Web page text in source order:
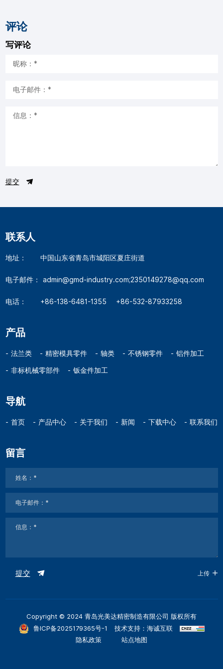
评论
写评论
提交
联系人
地址： 中国山东省青岛市城阳区夏庄街道
电子邮件： admin@gmd-industry.com;2350149278@qq.com
电话： +86-138-6481-1355 +86-532-87933258
产品
法兰类 精密模具零件 轴类 不锈钢零件 铝件加工
非标机械零部件 钣金件加工
导航
首页 产品中心 关于我们 新闻 下载中心 联系我们
留言
提交 上传
Copyright © 2024 青岛光美达精密制造有限公司 版权所有
鲁ICP备2025179365号-1
技术支持：海诚互联
隐私政策
站点地图